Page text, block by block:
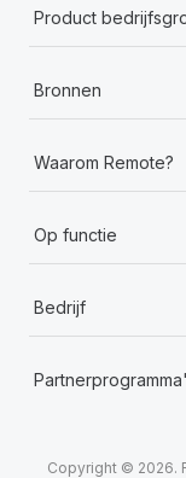
Product
Bronnen
Waarom Remote?
Op functie
Bedrijf
Copyright © 2026.